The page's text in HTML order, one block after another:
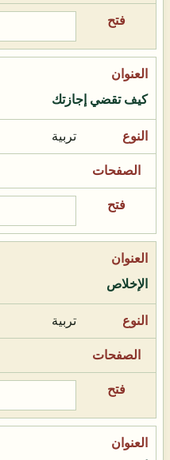
كيف تقضي إجازتك
تربية
الإخلاص
تربية